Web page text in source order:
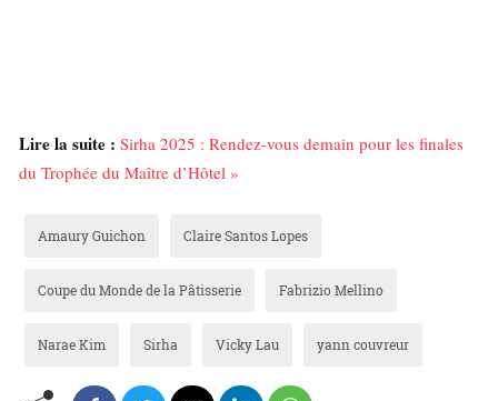
Lire la suite : Sirha 2025 : Rendez-vous demain pour les finales
du Trophée du Maître d’Hôtel »
Amaury Guichon Claire Santos Lopes
Coupe du Monde de la Pâtisserie Fabrizio Mellino
Narae Kim Sirha Vicky Lau yann couvreur